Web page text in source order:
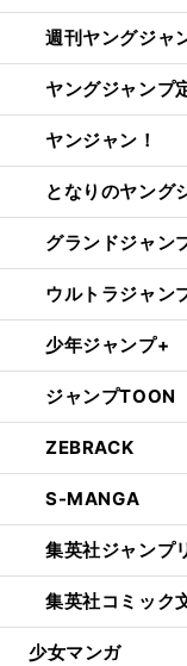
週刊ヤングジャ
ヤングジャンプ
ヤンジャン！
となりのヤング
グランドジャン
ウルトラジャン
少年ジャンプ+
ジャンプTOON
ZEBRACK
S-MANGA
集英社ジャンプ
集英社コミック
少女マンガ